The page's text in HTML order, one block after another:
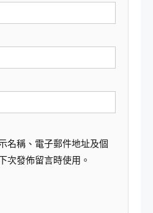
名稱、電子郵件地址及個
次發佈留言時使用。